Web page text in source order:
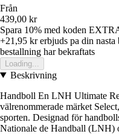
Från
439,00 kr
Spara 10% med koden
+21,95 krerbjuds pa din nasta
bestallning har bekraftats
Loading...
Beskrivning
Handboll En LNH Ultimate
välrenommerade märket
sporten. Designad för
Nationale de Handball (LNH)